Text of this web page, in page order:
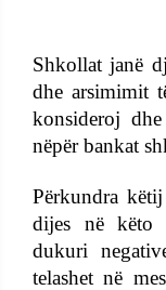
Shkollat janë
dhe arsimimit
konsideroj
nëpër bankat
Përkundra
dijes në këto
dukuri
telashet në